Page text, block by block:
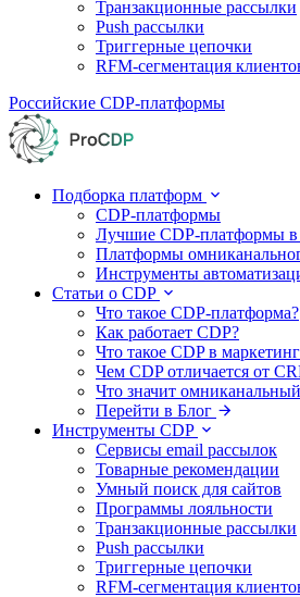
Транзакционные рассылки
Push рассылки
Триггерные цепочки
RFM-сегментация
Российские CDP-платформы
Подборка платформ
CDP-платформы
Лучшие CDP-платформы в
Платформы
Инструменты
Статьи о CDP
Что такое CDP-платформа?
Как работает CDP?
Что такое CDP в
Чем CDP отличается от
Что значит
Перейти в Блог
Инструменты CDP
Сервисы email рассылок
Товарные рекомендации
Умный поиск для сайтов
Программы лояльности
Транзакционные рассылки
Push рассылки
Триггерные цепочки
RFM-сегментация